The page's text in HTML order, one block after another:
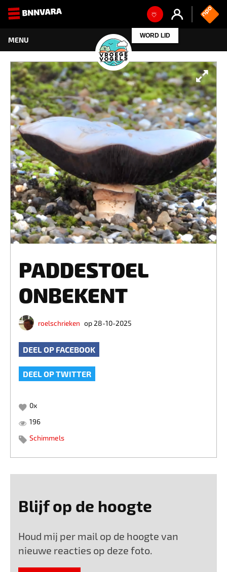
WORD LID
PADDESTOEL
ONBEKENT
roelschrieken op 28-10-2025
DEEL OP FACEBOOK
DEEL OP TWITTER
0x
196
Schimmels
Blijf op de hoogte
Houd mij per mail op de hoogte van
nieuwe reacties op deze foto.